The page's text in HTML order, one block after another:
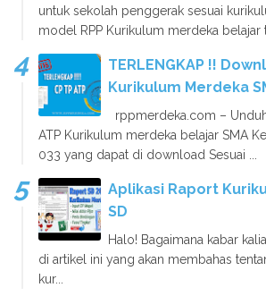
untuk sekolah penggerak sesuai
model RPP Kurikulum merdeka belajar
TERLENGKAP !!
Kurikulum Merdeka
rppmerdeka.com –
ATP Kurikulum merdeka belajar SMA
033 yang dapat di download Sesuai ...
Aplikasi Raport
SD
Halo! Bagaimana kabar
di artikel ini yang akan membahas
kur...